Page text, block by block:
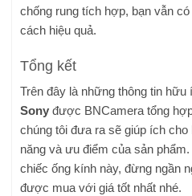
chống rung tích hợp, bạn vẫn
cách hiệu quả.
Tổng kết
Trên đây là những thông tin hữu
Sony được BNCamera tổng
chúng tôi đưa ra sẽ giúp ích
năng và ưu điểm của sản
chiếc ống kính này, đừng ngần
được mua với giá tốt nhất nhé.